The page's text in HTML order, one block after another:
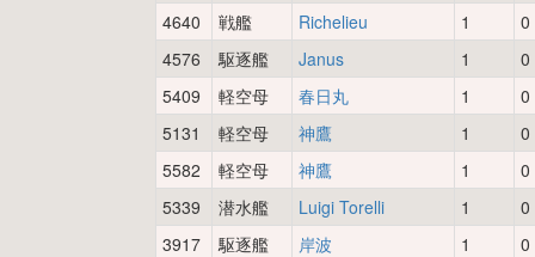
4640
戦艦 Richelieu 1
0
4576
駆逐艦 Janus 1
0
5409
軽空母 春日丸 1
0
5131
軽空母 神鷹 1
0
5582
軽空母 神鷹 1
0
5339
潜水艦 Luigi Torelli 1
0
3917
駆逐艦 岸波 1
0